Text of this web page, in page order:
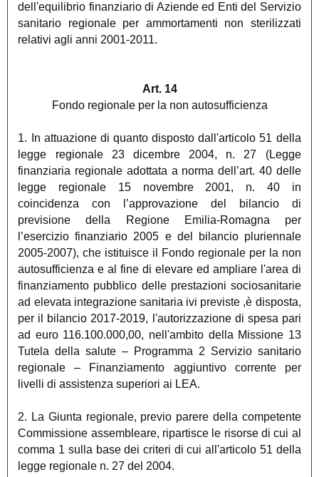
dell'equilibrio finanziario di Aziende ed Enti del Servizio
sanitario regionale per ammortamenti non sterilizzati
relativi agli anni 2001-2011.
Art. 14
Fondo regionale per la non autosufficienza
1. In attuazione di quanto disposto dall'articolo 51 della
legge regionale 23 dicembre 2004, n. 27 (Legge
finanziaria regionale adottata a norma dell’art. 40 delle
legge regionale 15 novembre 2001, n. 40 in
coincidenza con l’approvazione del bilancio di
previsione della Regione Emilia-Romagna per
l’esercizio finanziario 2005 e del bilancio pluriennale
2005-2007), che istituisce il Fondo regionale per la non
autosufficienza e al fine di elevare ed ampliare l'area di
finanziamento pubblico delle prestazioni sociosanitarie
ad elevata integrazione sanitaria ivi previste ,è disposta,
per il bilancio 2017-2019, l'autorizzazione di spesa pari
ad euro 116.100.000,00, nell'ambito della Missione 13
Tutela della salute – Programma 2 Servizio sanitario
regionale – Finanziamento aggiuntivo corrente per
livelli di assistenza superiori ai LEA.
2. La Giunta regionale, previo parere della competente
Commissione assembleare, ripartisce le risorse di cui al
comma 1 sulla base dei criteri di cui all'articolo 51 della
legge regionale n. 27 del 2004.